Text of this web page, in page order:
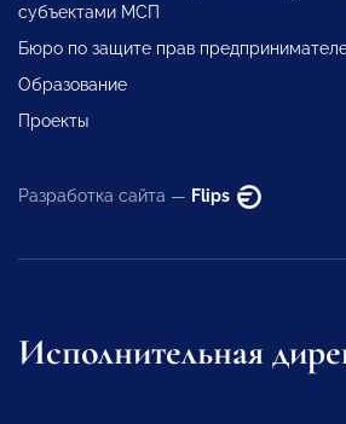
субъектами МСП
Бюро по защите прав
Образование
Проекты
Разработка сайта — Flips
Исполнительная